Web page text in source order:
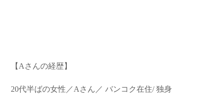
【Aさんの経歴】
20代半ばの女性／Aさん／ バンコク在住/ 独身